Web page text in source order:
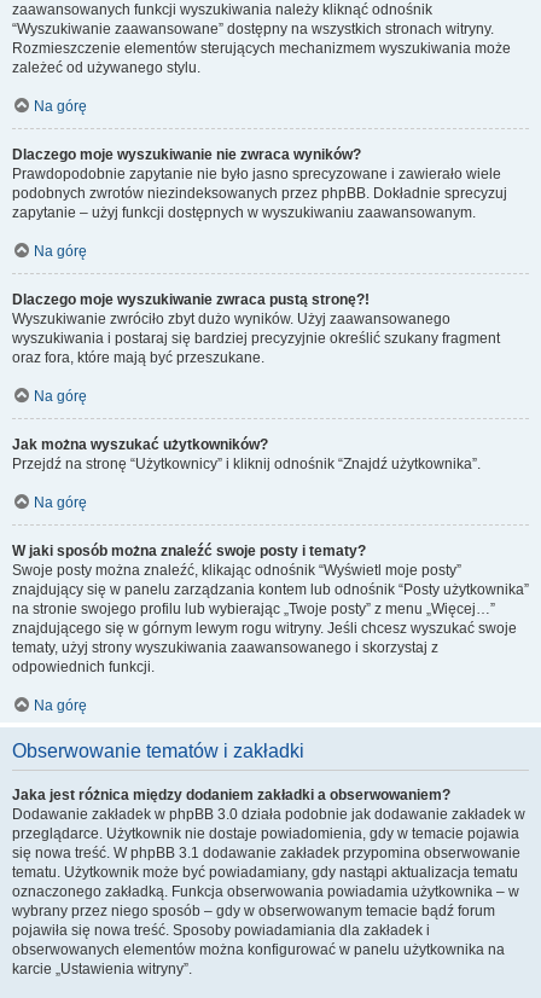
zaawansowanych funkcji wyszukiwania należy kliknąć odnośnik
“Wyszukiwanie zaawansowane” dostępny na wszystkich stronach witryny.
Rozmieszczenie elementów sterujących mechanizmem wyszukiwania może
zależeć od używanego stylu.
Na górę
Dlaczego moje wyszukiwanie nie zwraca wyników?
Prawdopodobnie zapytanie nie było jasno sprecyzowane i zawierało wiele
podobnych zwrotów niezindeksowanych przez phpBB. Dokładnie sprecyzuj
zapytanie – użyj funkcji dostępnych w wyszukiwaniu zaawansowanym.
Na górę
Dlaczego moje wyszukiwanie zwraca pustą stronę?!
Wyszukiwanie zwróciło zbyt dużo wyników. Użyj zaawansowanego
wyszukiwania i postaraj się bardziej precyzyjnie określić szukany fragment
oraz fora, które mają być przeszukane.
Na górę
Jak można wyszukać użytkowników?
Przejdź na stronę “Użytkownicy” i kliknij odnośnik “Znajdź użytkownika”.
Na górę
W jaki sposób można znaleźć swoje posty i tematy?
Swoje posty można znaleźć, klikając odnośnik “Wyświetl moje posty”
znajdujący się w panelu zarządzania kontem lub odnośnik “Posty użytkownika”
na stronie swojego profilu lub wybierając „Twoje posty” z menu „Więcej…”
znajdującego się w górnym lewym rogu witryny. Jeśli chcesz wyszukać swoje
tematy, użyj strony wyszukiwania zaawansowanego i skorzystaj z
odpowiednich funkcji.
Na górę
Obserwowanie tematów i zakładki
Jaka jest różnica między dodaniem zakładki a obserwowaniem?
Dodawanie zakładek w phpBB 3.0 działa podobnie jak dodawanie zakładek w
przeglądarce. Użytkownik nie dostaje powiadomienia, gdy w temacie pojawia
się nowa treść. W phpBB 3.1 dodawanie zakładek przypomina obserwowanie
tematu. Użytkownik może być powiadamiany, gdy nastąpi aktualizacja tematu
oznaczonego zakładką. Funkcja obserwowania powiadamia użytkownika – w
wybrany przez niego sposób – gdy w obserwowanym temacie bądź forum
pojawiła się nowa treść. Sposoby powiadamiania dla zakładek i
obserwowanych elementów można konfigurować w panelu użytkownika na
karcie „Ustawienia witryny”.